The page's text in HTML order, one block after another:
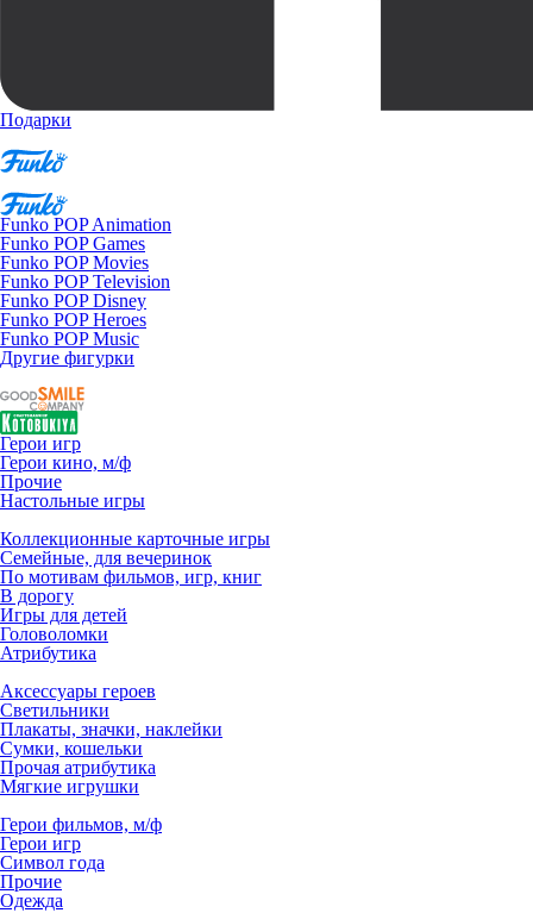
Подарки
Funko POP Animation
Funko POP Games
Funko POP Movies
Funko POP Television
Funko POP Disney
Funko POP Heroes
Funko POP Music
Другие фигурки
Герои игр
Герои кино, м/ф
Прочие
Настольные игры
Коллекционные карточные игры
Семейные, для вечеринок
По мотивам фильмов, игр, книг
В дорогу
Игры для детей
Головоломки
Атрибутика
Аксессуары героев
Светильники
Плакаты, значки, наклейки
Сумки, кошельки
Прочая атрибутика
Мягкие игрушки
Герои фильмов, м/ф
Герои игр
Символ года
Прочие
Одежда